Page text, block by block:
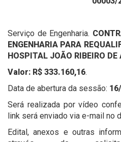
Serviço de Engenharia.
ENGENHARIA PARA
HOSPITAL JOÃO RIBEIRO DE
Valor: R$ 333.160,16.
Data de abertura da sessão:
Será realizada por vídeo
link será enviado via e-mail no
Edital, anexos e outras